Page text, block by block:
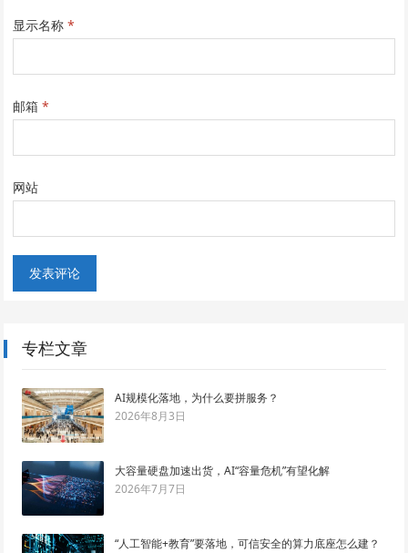
显示名称*
邮箱*
网站
专栏文章
AI规模化落地，为什么要拼服务？
2026年8月3日
大容量硬盘加速出货，AI“容量危机”有望化解
2026年7月7日
“人工智能+教育”要落地，可信安全的算力底座怎么建？